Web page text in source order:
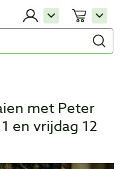
met Peter
en vrijdag 12